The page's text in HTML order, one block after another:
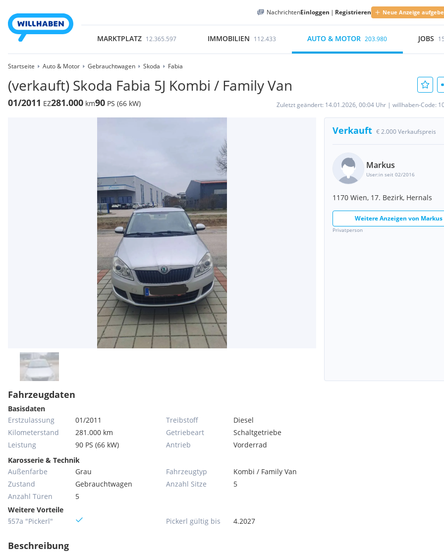
NachrichtenEinloggen | Registrieren Neue Anzeige
MARKTPLATZ 12.365.597 IMMOBILIEN 112.433 AUTO & MOTOR 203.980 JOBS
Startseite Auto & Motor Gebrauchtwagen Skoda Fabia
(verkauft) Skoda Fabia 5J Kombi / Family Van
01/2011 EZ281.000 km90 PS (66 kW) Zuletzt geändert: 14.01.2026, 00:04 Uhr | willhaben-Code:
Verkauft € 2.000 Verkaufspreis
Markus
User:in seit 02/2016
1170 Wien, 17. Bezirk, Hernals
Weitere Anzeigen von Markus
Privatperson
Fahrzeugdaten
Basisdaten
Erstzulassung
01/2011
Kilometerstand
281.000 km
Leistung
90 PS (66 kW)
Treibstoff
Diesel
Getriebeart
Schaltgetriebe
Antrieb
Vorderrad
Karosserie & Technik
Außenfarbe
Grau
Zustand
Gebrauchtwagen
Anzahl Türen
5
Fahrzeugtyp
Kombi / Family Van
Anzahl Sitze
5
Weitere Vorteile
§57a "Pickerl"
Pickerl gültig bis 4.2027
Beschreibung